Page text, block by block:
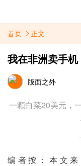
首页 正文
我在非洲卖手机
版面之外
一颗白菜20美元，
编者按：本文